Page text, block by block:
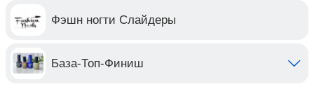
Фэшн ногти Слайдеры
База-Топ-Финиш